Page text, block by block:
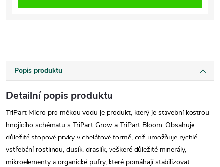
Popis produktu
Detailní popis produktu
TriPart Micro pro měkou vodu je produkt, který je stavební kostrou
hnojícího schématu s TriPart Grow a TriPart Bloom. Obsahuje
důležité stopové prvky v chelátové formě, což umožňuje rychlé
vstřebání rostlinou, dusík, draslík, veškeré důležité minerály,
mikroelementy a organické pufry, které pomáhají stabilizovat